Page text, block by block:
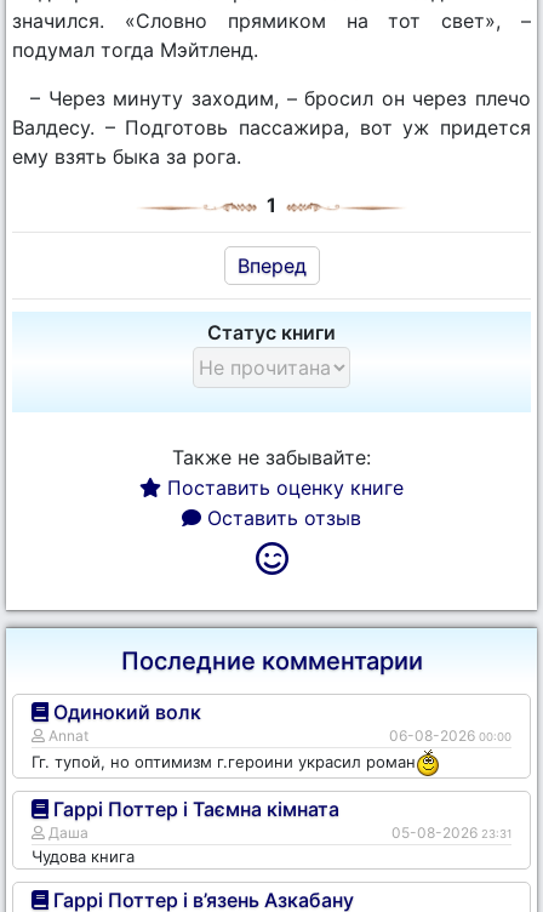
значился. «Словно прямиком на тот свет», –
подумал тогда Мэйтленд.
– Через минуту заходим, – бросил он через плечо
Валдесу. – Подготовь пассажира, вот уж придется
ему взять быка за рога.
1
Вперед
Статус книги
Также не забывайте:
Поставить оценку книге
Оставить отзыв
Последние комментарии
Одинокий волк
Annat 06-08-2026 00:00
Гг. тупой, но оптимизм г.героини украсил роман
Гаррі Поттер і Таємна кімната
Даша 05-08-2026 23:31
Чудова книга
Гаррі Поттер і в’язень Азкабану